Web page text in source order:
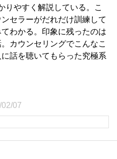
りやすく解説している。こ
セラーがだれだけ訓練して
わかる。印象に残ったのは
カウンセリングでこんなこ
話を聴いてもらった究極系
07